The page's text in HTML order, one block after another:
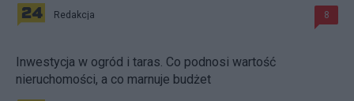
Redakcja 8
Inwestycja w ogród i taras. Co podnosi wartość
nieruchomości, a co marnuje budżet